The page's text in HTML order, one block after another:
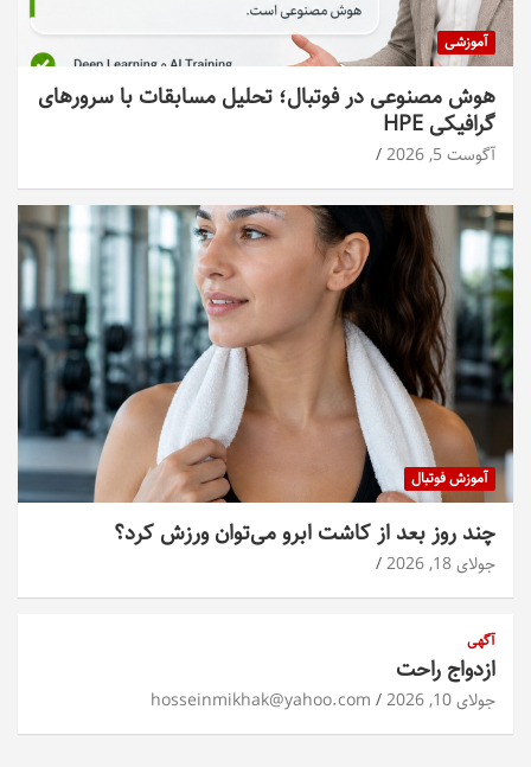
آموزشی
هوش مصنوعی در فوتبال؛ تحلیل مسابقات با سرورهای
گرافیکی HPE
آگوست 5, 2026
آموزش فوتبال
چند روز بعد از کاشت ابرو می‌توان ورزش کرد؟
جولای 18, 2026
آگهی
ازدواج راحت
جولای 10, 2026 hosseinmikhak@yahoo.com